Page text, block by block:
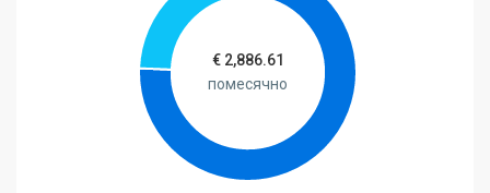
€ 2,886.61
помесячно